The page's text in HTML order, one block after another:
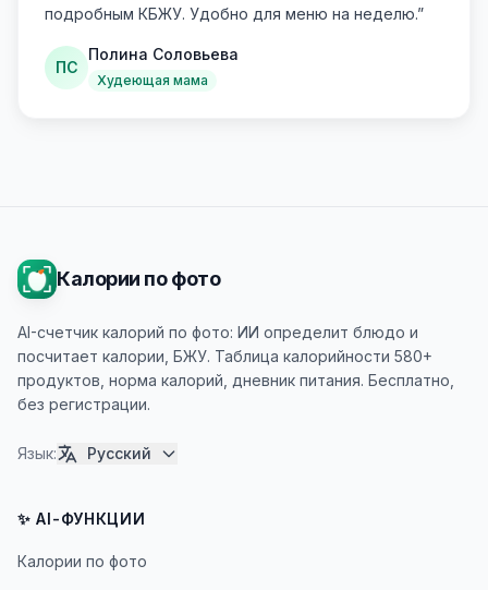
подробным КБЖУ. Удобно для меню на неделю.”
ПС
Полина Соловьева
Худеющая мама
Калории по фото
AI-счетчик калорий по фото: ИИ определит блюдо и
посчитает калории, БЖУ. Таблица калорийности 580+
продуктов, норма калорий, дневник питания. Бесплатно,
без регистрации.
Язык: Русский
✨ AI-ФУНКЦИИ
Калории по фото